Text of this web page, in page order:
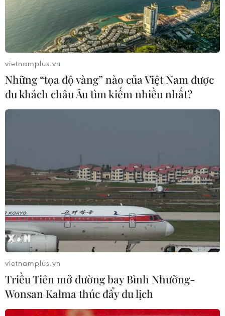
vietnamplus.vn
Những “tọa độ vàng” nào của Việt Nam được
du khách châu Âu tìm kiếm nhiều nhất?
vietnamplus.vn
Triều Tiên mở đường bay Bình Nhưỡng-
Wonsan Kalma thúc đẩy du lịch